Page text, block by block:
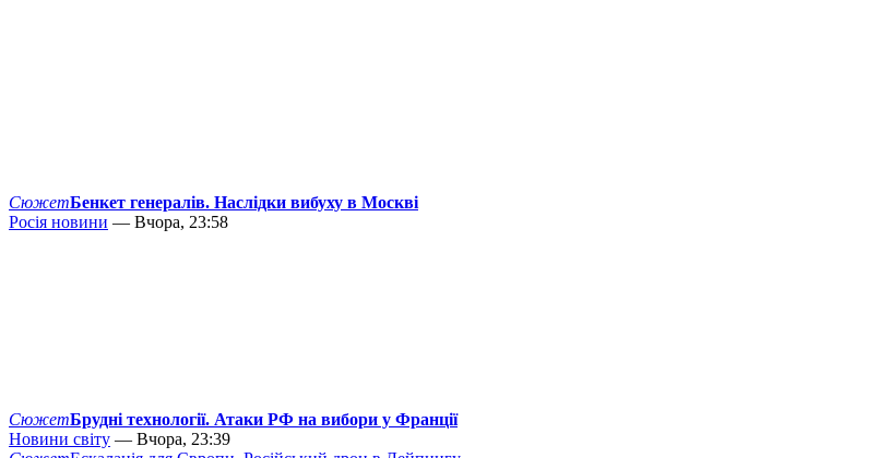
СюжетБенкет генералів. Наслідки вибуху в Москві
Росія новини — Вчора, 23:58
СюжетБрудні технології. Атаки РФ на вибори у Франції
Новини світу — Вчора, 23:39